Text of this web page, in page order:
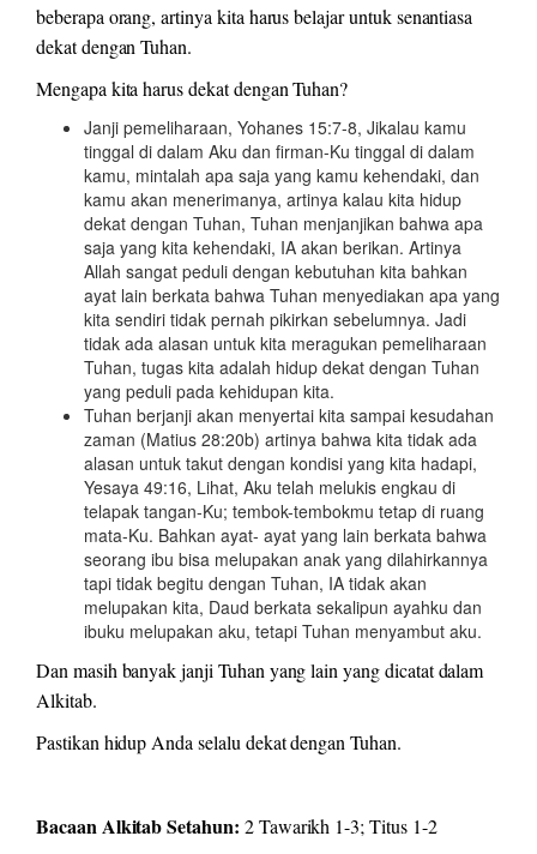
beberapa orang, artinya kita harus belajar untuk senantiasa
dekat dengan Tuhan.
Mengapa kita harus dekat dengan Tuhan?
Janji pemeliharaan, Yohanes 15:7-8, Jikalau kamu
tinggal di dalam Aku dan firman-Ku tinggal di dalam
kamu, mintalah apa saja yang kamu kehendaki, dan
kamu akan menerimanya, artinya kalau kita hidup
dekat dengan Tuhan, Tuhan menjanjikan bahwa apa
saja yang kita kehendaki, IA akan berikan. Artinya
Allah sangat peduli dengan kebutuhan kita bahkan
ayat lain berkata bahwa Tuhan menyediakan apa yang
kita sendiri tidak pernah pikirkan sebelumnya. Jadi
tidak ada alasan untuk kita meragukan pemeliharaan
Tuhan, tugas kita adalah hidup dekat dengan Tuhan
yang peduli pada kehidupan kita.
Tuhan berjanji akan menyertai kita sampai kesudahan
zaman (Matius 28:20b) artinya bahwa kita tidak ada
alasan untuk takut dengan kondisi yang kita hadapi,
Yesaya 49:16, Lihat, Aku telah melukis engkau di
telapak tangan-Ku; tembok-tembokmu tetap di ruang
mata-Ku. Bahkan ayat- ayat yang lain berkata bahwa
seorang ibu bisa melupakan anak yang dilahirkannya
tapi tidak begitu dengan Tuhan, IA tidak akan
melupakan kita, Daud berkata sekalipun ayahku dan
ibuku melupakan aku, tetapi Tuhan menyambut aku.
Dan masih banyak janji Tuhan yang lain yang dicatat dalam
Alkitab.
Pastikan hidup Anda selalu dekat dengan Tuhan.
Bacaan Alkitab Setahun: 2 Tawarikh 1-3; Titus 1-2